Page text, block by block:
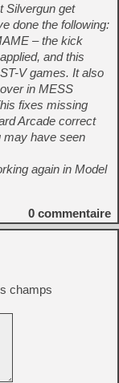
Silvergun get
done the following:
– the kick
and this
V games. It also
in MESS
fixes missing
Arcade correct
may have seen
again in Model
0 commentaire
champs